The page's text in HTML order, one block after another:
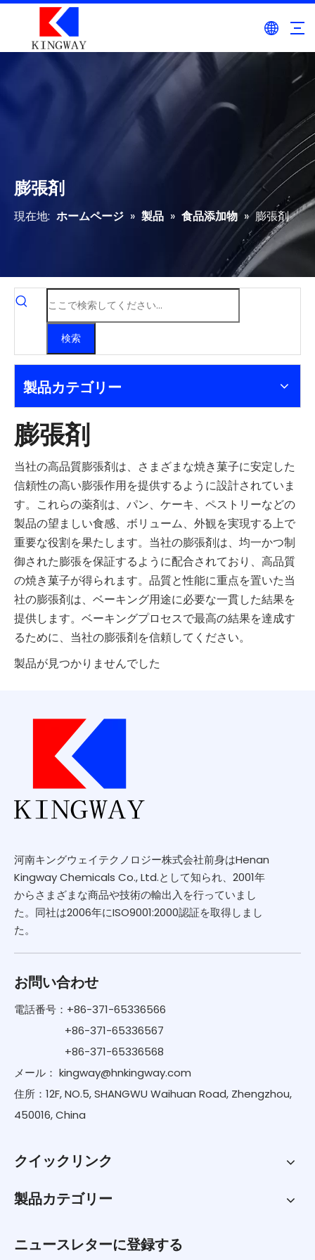
膨張剤
現在地: ホームページ » 製品 » 食品添加物 » 膨張剤
検索
製品カテゴリー
膨張剤
当社の高品質膨張剤は、さまざまな焼き菓子に安定した
信頼性の高い膨張作用を提供するように設計されていま
す。これらの薬剤は、パン、ケーキ、ペストリーなどの
製品の望ましい食感、ボリューム、外観を実現する上で
重要な役割を果たします。当社の膨張剤は、均一かつ制
御された膨張を保証するように配合されており、高品質
の焼き菓子が得られます。品質と性能に重点を置いた当
社の膨張剤は、ベーキング用途に必要な一貫した結果を
提供します。ベーキングプロセスで最高の結果を達成す
るために、当社の膨張剤を信頼してください。
製品が見つかりませんでした
河南キングウェイテクノロジー株式会社前身はHenan
Kingway Chemicals Co., Ltd.として知られ、2001年
からさまざまな商品や技術の輸出入を行っていまし
た。同社は2006年にISO9001:2000認証を取得しまし
た。
お問い合わせ
電話番号：+86-371-65336566
+86-371-65336567
+86-371-65336568
メール： kingway@hnkingway.com
住所：12F, NO.5, SHANGWU Waihuan Road, Zhengzhou,
450016, China
クイックリンク
製品カテゴリー
ニュースレターに登録する